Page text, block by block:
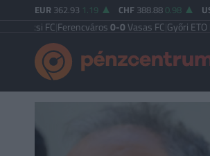
EUR 362.93 1.19 CHF 388.88 0.98
Ferencváros0-0Vasas FC|Győri ETO FC4-0